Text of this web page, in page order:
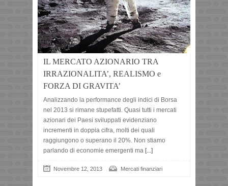
IL MERCATO AZIONARIO TRA
IRRAZIONALITA’, REALISMO e
FORZA DI GRAVITA’
Analizzando la performance degli indici di Borsa
nel 2013 si rimane stupefatti. Quasi tutti i mercati
azionari dei Paesi sviluppati evidenziano
incrementi in doppia cifra, molti dei quali
raggiungono o superano il 20%. Non stiamo
parlando di economie emergenti ma [...]
Novembre 12, 2013 Mercati finanziari